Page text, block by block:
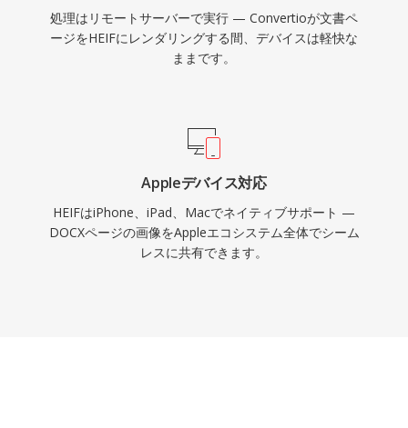
処理はリモートサーバーで実行 — Convertioが文書ペ
ージをHEIFにレンダリングする間、デバイスは軽快な
ままです。
Appleデバイス対応
HEIFはiPhone、iPad、Macでネイティブサポート —
DOCXページの画像をAppleエコシステム全体でシーム
レスに共有できます。